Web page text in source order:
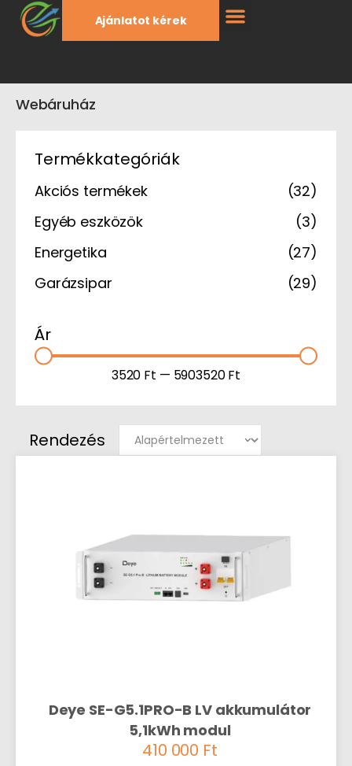
Ajánlatot kérek
Webáruház
Termékkategóriák
Akciós termékek
(32)
Egyéb eszközök
(3)
Energetika
(27)
Garázsipar
(29)
Ár
3520 Ft — 5903520Ft
Rendezés
Deye SE-G5.1PRO-B LV akkumulátor
5,1kWh modul
410 000 Ft